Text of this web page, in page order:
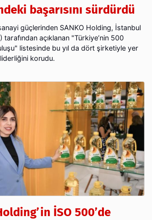
başarısını sürdürdü
güçlerinden SANKO Holding, İstanbul
tarafından açıklanan "Türkiye’nin 500
listesinde bu yıl da dört şirketiyle yer
korudu.
İSO 500’de